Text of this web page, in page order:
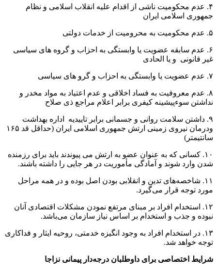
۴. عدم محکومیت ناشی از اقدام علیه انقلاب اسلامی و نظام
جمهوری اسلامی ایران
۵. عدم محکومیت به محرومیت از خدمات دولتی
۶. عدم سابقه عضویت یا وابستگی به احزاب و گروه های سیاسی
غیر قانونی و یا الحادی
۷. عدم عضویت یا وابستگی به احزاب و گرو های سیاسی
۸. عدم معروفیت به فساد اخلاقی و عدم اعتیاد به مواد مخدر و
نداشتن سوءپیشینه کیفری برابر اعلام مراجع ذی صلاح
۹. داشتن سلامت روانی و جسمانی برابر تاییدیه اداره بهداشت
ودرمان نیروی زمینی ارتش جمهوری اسلامی ایران (حداقل قد ۱۶۵
سانتیمتر)
۱۰. کسانی که به عنوان عضو به ارتش می پیوندند باید برای رزمنده
شدن وارد شوند و آمادگی مأموریت در هر جایی را داشته باشند.
۱۱. شاخصه‌های تدین و انقلابی بودن اصل بوده و در همه مراحل
مورد توجه قرار می‌گیرد.
۱۲. استخدام افراد بر مبنای مرتفع نمودن مشکلات اقتصادی آنان
نبوده و جذب و استخدام بر اساس نیاز سازمان می‌باشد.
۱۳. در استخدام افراد به وجود انگیزه خدمتی، روحیه ایثار و فداکاری
توجه خواهد شد.
شرایط اختصاصی برای داوطلبان درجه‌دار پیمانی نزاجا